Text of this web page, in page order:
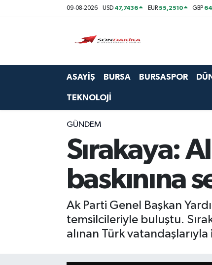
09-08-2026 USD 47,7436 EUR55,2510 GBP
ASAYİŞ BURSA BURSASPOR
TEKNOLOJİ
GÜNDEM
Sırakaya:
baskınına
Ak Parti Genel Başkan
temsilcileriyle buluştu.
alınan Türk
Ekonomi
Foto Galeri